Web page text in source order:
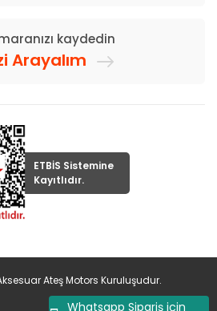
Whatsapp Sipariş için
kaydedin
Arayalım
ETBİS Sistemine
Kayıtlıdır.
Ateş Motors Kuruluşudur.